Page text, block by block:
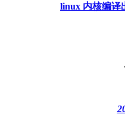
linux 内核编译